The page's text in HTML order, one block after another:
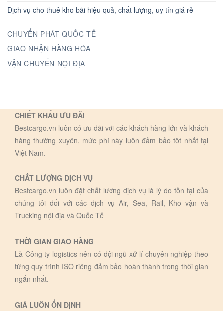
Dịch vụ cho thuê kho bãi hiệu quả, chất lượng, uy tín giá rẻ
CHUYỂN PHÁT QUỐC TẾ
GIAO NHẬN HÀNG HÓA
VẬN CHUYỂN NỘI ĐỊA
CHIẾT KHẤU ƯU ĐÃI
Bestcargo.vn luôn có ưu đãi với các khách hàng lớn và khách
hàng thường xuyên, mức phí này luôn đảm bảo tôt nhất tại
Việt Nam.
CHẤT LƯỢNG DỊCH VỤ
Bestcargo.vn luôn đặt chất lượng dịch vụ là lý do tồn tại của
chúng tôi đối với các dịch vụ Air, Sea, Rail, Kho vận và
Trucking nội địa và Quốc Tế
THỜI GIAN GIAO HÀNG
Là Công ty logistics nên có đội ngũ xử lí chuyên nghiệp theo
từng quy trình ISO riêng đảm bảo hoàn thành trong thời gian
ngắn nhất.
GIÁ LUÔN ỔN ĐỊNH